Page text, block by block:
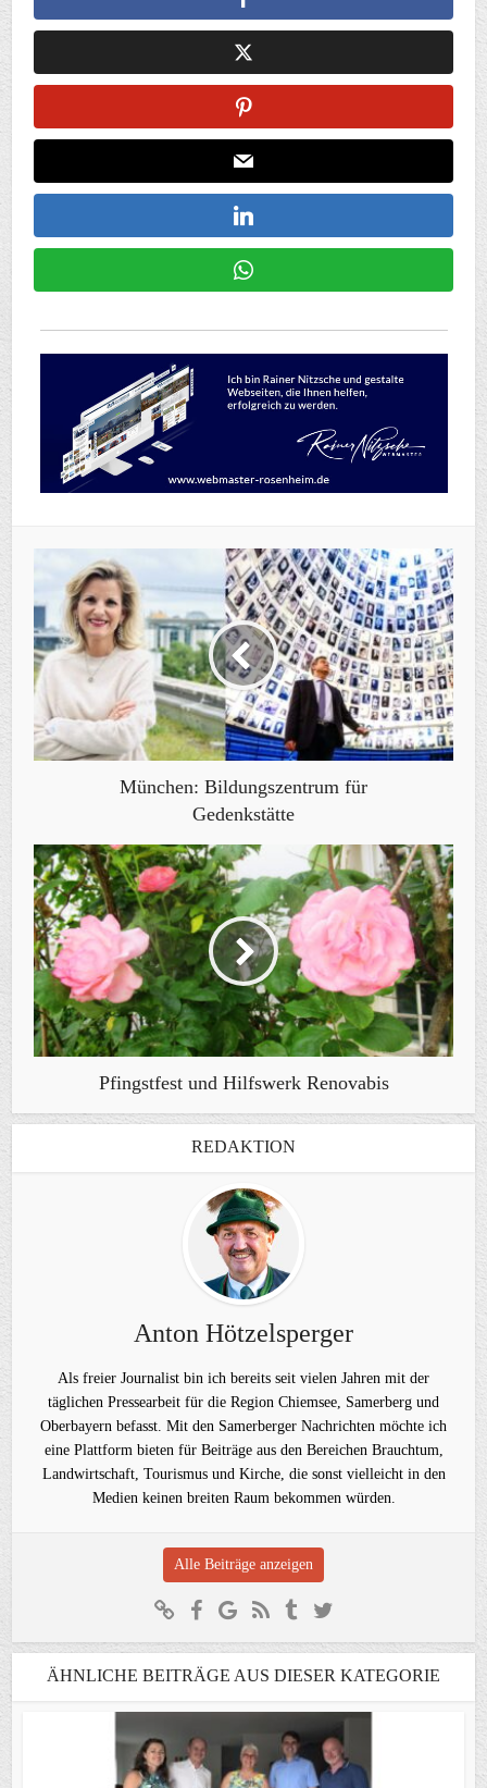
München: Bildungszentrum für
Gedenkstätte
Pfingstfest und Hilfswerk Renovabis
REDAKTION
Anton Hötzelsperger
Als freier Journalist bin ich bereits seit vielen Jahren mit der
täglichen Pressearbeit für die Region Chiemsee, Samerberg und
Oberbayern befasst. Mit den Samerberger Nachrichten möchte ich
eine Plattform bieten für Beiträge aus den Bereichen Brauchtum,
Landwirtschaft, Tourismus und Kirche, die sonst vielleicht in den
Medien keinen breiten Raum bekommen würden.
Alle Beiträge anzeigen
ÄHNLICHE BEITRÄGE AUS DIESER KATEGORIE